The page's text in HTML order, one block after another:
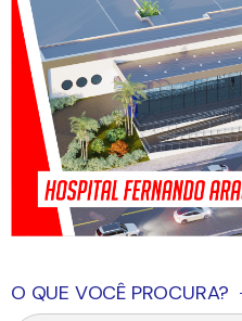
O QUE VOCÊ PROCURA?